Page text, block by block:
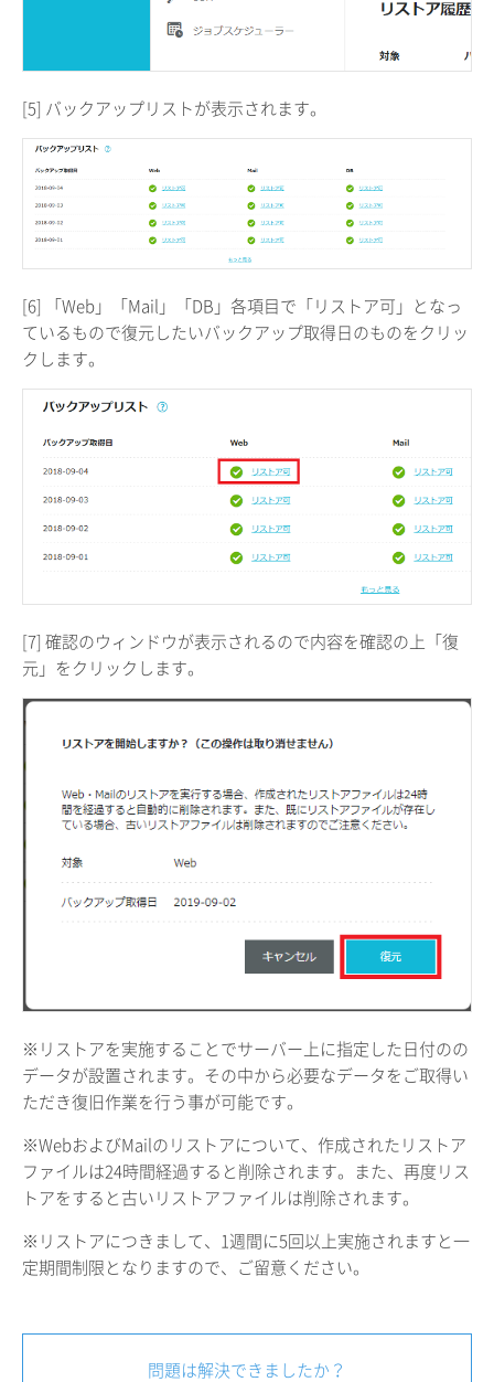
[5] バックアップリストが表示されます。
[6] 「Web」「Mail」「DB」各項目で「リストア可」となっ
ているもので復元したいバックアップ取得日のものをクリッ
クします。
[7] 確認のウィンドウが表示されるので内容を確認の上「復
元」をクリックします。
※リストアを実施することでサーバー上に指定した日付のの
データが設置されます。その中から必要なデータをご取得い
ただき復旧作業を行う事が可能です。
※WebおよびMailのリストアについて、作成されたリストア
ファイルは24時間経過すると削除されます。また、再度リス
トアをすると古いリストアファイルは削除されます。
※リストアにつきまして、1週間に5回以上実施されますと一
定期間制限となりますので、ご留意ください。
問題は解決できましたか？